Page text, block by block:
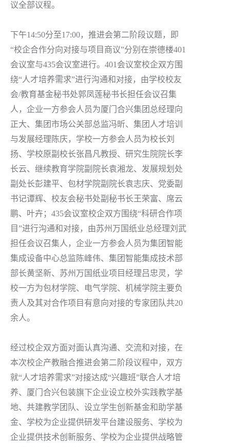
议全部议程。
下午14:50分至17:00，推进会第二阶段议题，即
“校企合作分向对接与项目商议”分别在崇德楼401
会议室与435会议室进行。401会议室校企双方围
绕“人才培养需求”进行沟通和对接，由学校校友
会/教育基金秘书处郭凤莲秘书长担任会议召集
人，企业一方参会人员为厦门合兴集团总经理向
正大、集团市场公关部总监冯昕、集团人才培训
与发展经理陈庆，学校一方参会人员为校长刘
扬、学校原副校长张昌凡教授、研究生院院长李
长云、继续教育学院副院长袁湘龙、发展规划处
副处长彭建平、包材学院副院长袁志庆、党委副
书记谭辉、校友会秘书处副秘书长王荣富、席云
鹏、叶卉；435会议室校企双方围绕“科研合作项
目”进行沟通和对接，由苏州万国纸业总经理刘武
担任会议召集人，企业一方参会人员为集团智能
集成设备中心总监陈峰伟、集团智能集成技术部
部长黄坚新、苏州万国纸业项目经理吕忠灵，学
校一方为包材学院、电气学院、机械学院主要负
责人及其对合作项目有意向对接的专家团队共20
余人。
经过校企双方面对面认真沟通、交流和对接，在
本次校企产教融合推进会第二阶段议程中，双方
就“人才培养需求”对接达成“兴趣班”联合人才培
养、厦门合兴包装旗下企业设立校外实践教学基
地、共建教学团队、设立学生创新基金和助学基
金、学校为企业提供研发平台建设服务、学校为
企业提供技术创新服务、学校为企业提供战略管